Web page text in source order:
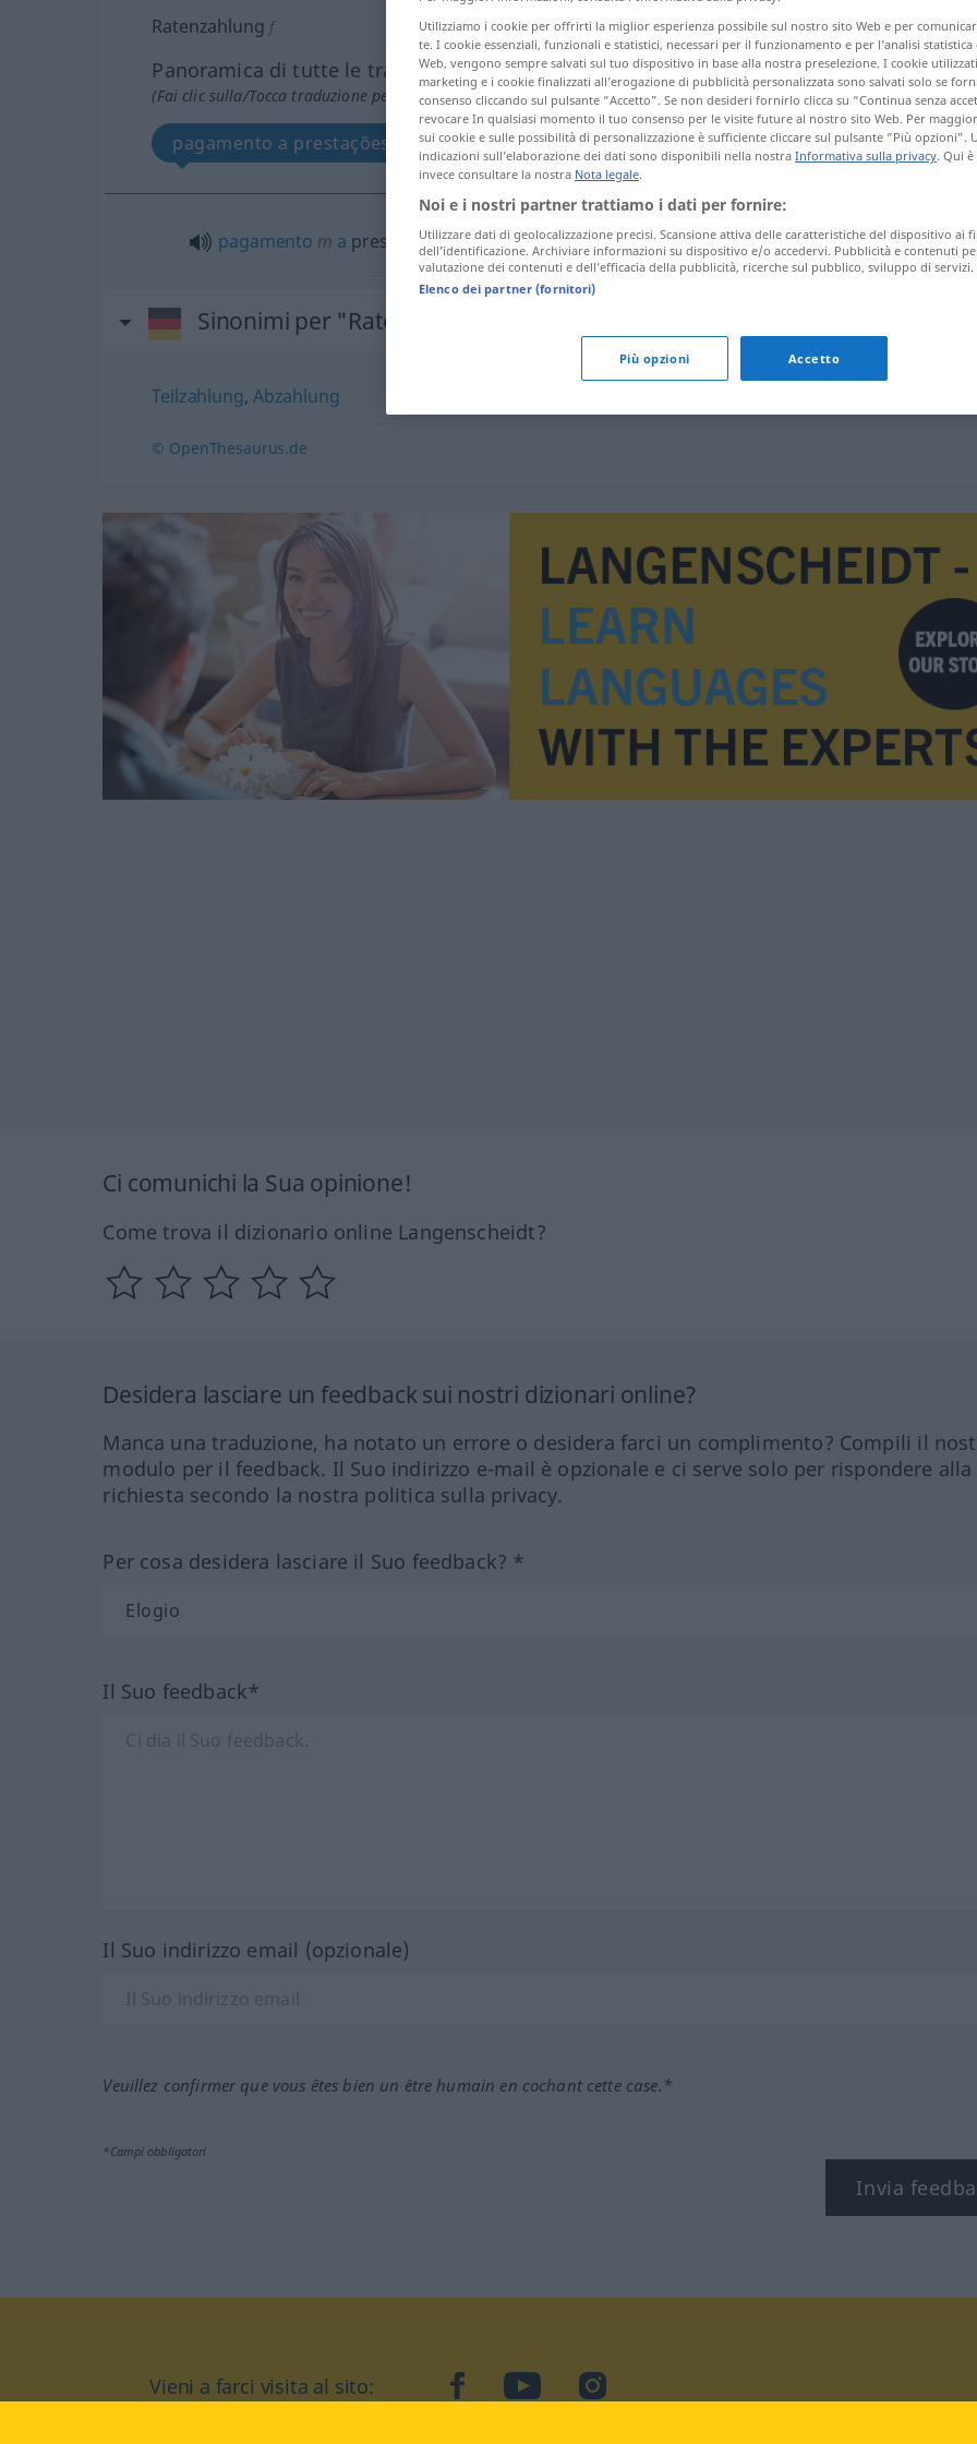
Ratenzahlung f
Panoramica di tutte le traduzion
(Fai clic sulla/Tocca traduzione per maggiori dettagli)
pagamento a prestações
pagamento m a prestações Ratenzahlung
Sinonimi per "Ratenzahlung"
Teilzahlung, Abzahlung
© OpenThesaurus.de
Ci comunichi la Sua opinione!
Come trova il dizionario online Langenscheidt?
Desidera lasciare un feedback sui nostri dizionari online?
Manca una traduzione, ha notato un errore o desidera farci un complimento? Compili il
modulo per il feedback. Il Suo indirizzo e-mail è opzionale e ci serve solo per rispondere alla
richiesta secondo la nostra politica sulla privacy.
Per cosa desidera lasciare il Suo feedback? *
Il Suo feedback*
Il Suo indirizzo email (opzionale)
Veuillez confirmer que vous êtes bien un être humain en cochant cette case.*
*Campi obbligatori
Invia
Vieni a farci visita al sito: facebookYouTubeInstagram
Utilizziamo i cookie per offrirti la miglior esperienza possibile sul nostro sito Web e per
te. I cookie essenziali, funzionali e statistici, necessari per il funzionamento e per l’analisi
Web, vengono sempre salvati sul tuo dispositivo in base alla nostra preselezione. I cookie
marketing e i cookie finalizzati all’erogazione di pubblicità personalizzata sono salvati solo se
consenso cliccando sul pulsante “Accetto”. Se non desideri fornirlo clicca su “Continua senza
revocare In qualsiasi momento il tuo consenso per le visite future al nostro sito Web. Per
sui cookie e sulle possibilità di personalizzazione è sufficiente cliccare sul pulsante “Più opzioni”.
indicazioni sull’elaborazione dei dati sono disponibili nella nostra Informativa sulla privacy. Qui
invece consultare la nostra Nota legale.
Noi e i nostri partner trattiamo i dati per fornire:
Utilizzare dati di geolocalizzazione precisi. Scansione attiva delle caratteristiche del dispositivo ai
dell’identificazione. Archiviare informazioni su dispositivo e/o accedervi. Pubblicità e contenuti
valutazione dei contenuti e dell’efficacia della pubblicità, ricerche sul pubblico, sviluppo di servizi.
Elenco dei partner (fornitori)
Più opzioni Accetto